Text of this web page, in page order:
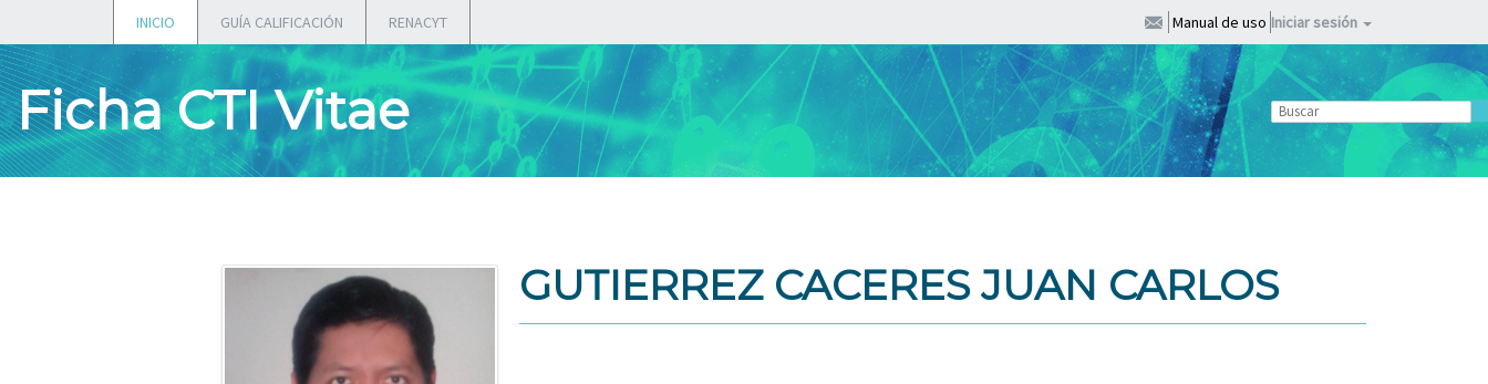
INICIO GUÍA CALIFICACIÓN RENACYT Manual de uso Iniciar sesión
Ficha CTI Vitae
GUTIERREZ CACERES JUAN CARLOS